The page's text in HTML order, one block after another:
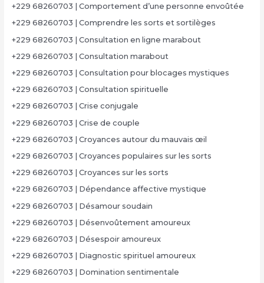
+229 68260703 | Comportement d’une personne envoûtée
+229 68260703 | Comprendre les sorts et sortilèges
+229 68260703 | Consultation en ligne marabout
+229 68260703 | Consultation marabout
+229 68260703 | Consultation pour blocages mystiques
+229 68260703 | Consultation spirituelle
+229 68260703 | Crise conjugale
+229 68260703 | Crise de couple
+229 68260703 | Croyances autour du mauvais œil
+229 68260703 | Croyances populaires sur les sorts
+229 68260703 | Croyances sur les sorts
+229 68260703 | Dépendance affective mystique
+229 68260703 | Désamour soudain
+229 68260703 | Désenvoûtement amoureux
+229 68260703 | Désespoir amoureux
+229 68260703 | Diagnostic spirituel amoureux
+229 68260703 | Domination sentimentale